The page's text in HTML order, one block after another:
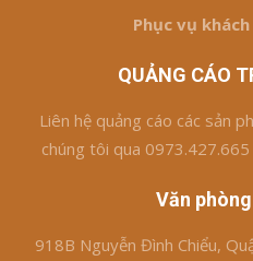
Phục vụ
QUẢNG CÁO
Liên hệ quảng cáo các sản
chúng tôi qua
Văn
918B Nguyễn Đình Chiểu,